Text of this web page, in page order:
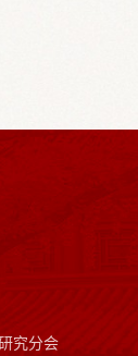
究分会